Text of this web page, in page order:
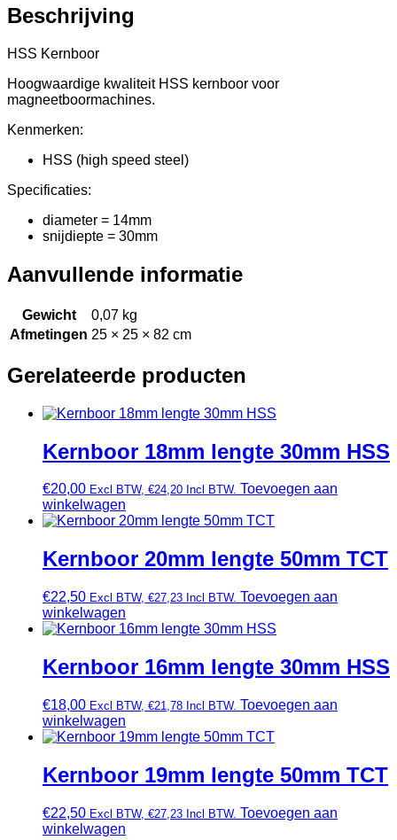
Beschrijving
HSS Kernboor
Hoogwaardige kwaliteit HSS kernboor voor
magneetboormachines.
Kenmerken:
HSS (high speed steel)
Specificaties:
diameter = 14mm
snijdiepte = 30mm
Aanvullende informatie
Gewicht
0,07 kg
Afmetingen 25 × 25 × 82 cm
Gerelateerde producten
Kernboor 18mm lengte 30mm HSS
€20,00 Excl BTW, €24,20 Incl BTW. Toevoegen aan
winkelwagen
Kernboor 20mm lengte 50mm TCT
€22,50 Excl BTW, €27,23 Incl BTW. Toevoegen aan
winkelwagen
Kernboor 16mm lengte 30mm HSS
€18,00 Excl BTW, €21,78 Incl BTW. Toevoegen aan
winkelwagen
Kernboor 19mm lengte 50mm TCT
€22,50 Excl BTW, €27,23 Incl BTW. Toevoegen aan
winkelwagen